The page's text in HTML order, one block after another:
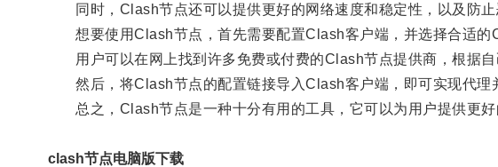
同时，Clash节点还可以提供更好的网络速度和稳定性，以及防止
想要使用Clash节点，首先需要配置Clash客户端，并选择合适的
用户可以在网上找到许多免费或付费的Clash节点提供商，根据自
然后，将Clash节点的配置链接导入Clash客户端，即可实现代理
总之，Clash节点是一种十分有用的工具，它可以为用户提供更好
clash节点电脑版下载